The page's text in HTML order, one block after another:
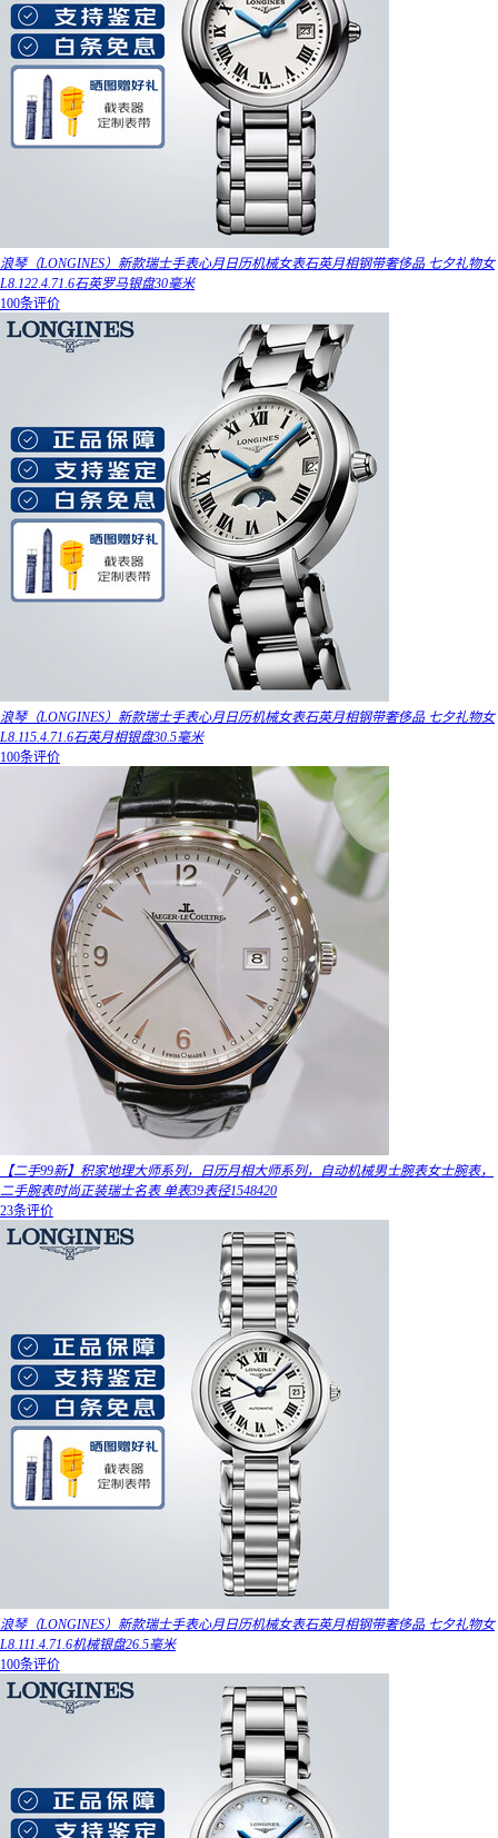
浪琴（LONGINES）新款瑞士手表心月日历机械女表石英月相钢带奢侈品 七夕礼物女
L8.122.4.71.6石英罗马银盘30毫米
100条评价
浪琴（LONGINES）新款瑞士手表心月日历机械女表石英月相钢带奢侈品 七夕礼物女
L8.115.4.71.6石英月相银盘30.5毫米
100条评价
【二手99新】积家地理大师系列，日历月相大师系列，自动机械男士腕表女士腕表，
二手腕表时尚正装瑞士名表 单表39表径1548420
23条评价
浪琴（LONGINES）新款瑞士手表心月日历机械女表石英月相钢带奢侈品 七夕礼物女
L8.111.4.71.6机械银盘26.5毫米
100条评价